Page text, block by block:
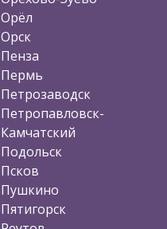
Орёл
Орск
Пенза
Пермь
Петрозаводск
Петропавловск-
Камчатский
Подольск
Псков
Пушкино
Пятигорск